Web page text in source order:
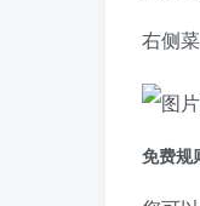
右侧
免费规